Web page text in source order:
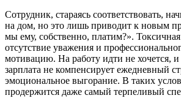
Сотрудник, стараясь соответствовать,
на дом, но это лишь приводит к новым
мы ему, собственно, платим?». Токсичная
отсутствие уважения и
мотивацию. На работу идти не хочется,
зарплата не компенсирует ежедневный
эмоциональное выгорание. В таких
продержится даже самый терпеливый